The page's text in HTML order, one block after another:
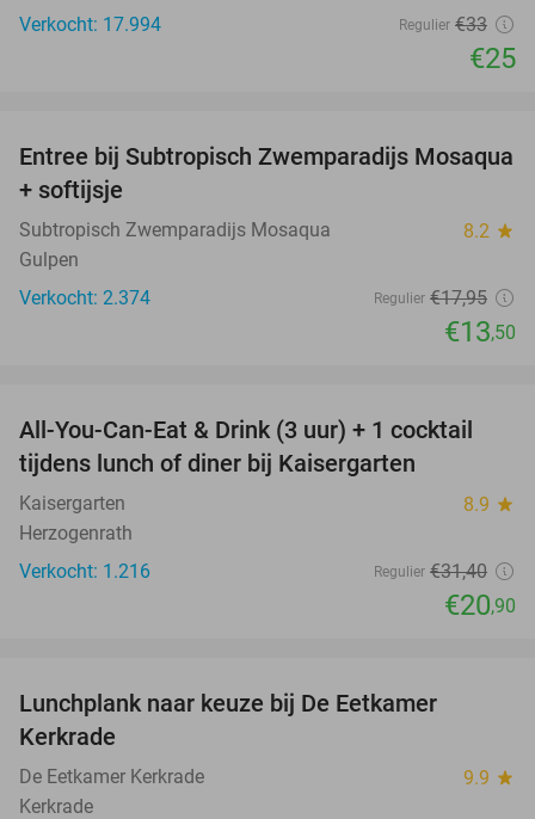
Verkocht: 17.994
Regulier €33
€25
25%
Entree bij Subtropisch Zwemparadijs Mosaqua
+ softijsje
Subtropisch Zwemparadijs Mosaqua 8.2 star
Gulpen
Verkocht: 2.374
Regulier €17,95
€13,50
33%
All-You-Can-Eat & Drink (3 uur) + 1 cocktail
tijdens lunch of diner bij Kaisergarten
Kaisergarten 8.9 star
Herzogenrath
Verkocht: 1.216
Regulier €31,40
€20,90
Lunchplank naar keuze bij De Eetkamer
Kerkrade
De Eetkamer Kerkrade 9.9 star
Kerkrade